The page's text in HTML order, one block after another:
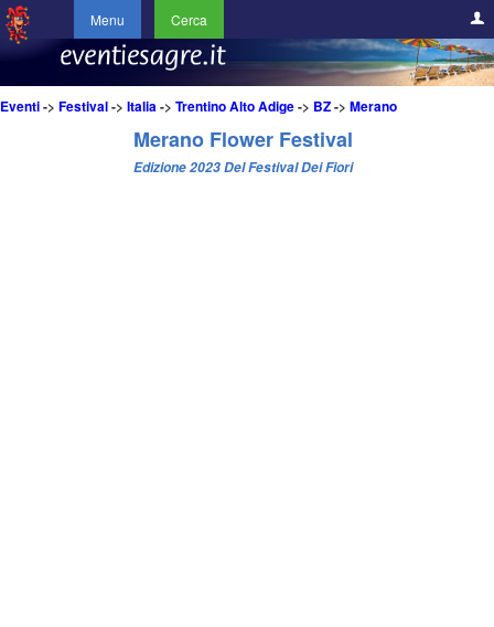
Menu Cerca
Eventi-> Festival-> Italia-> Trentino Alto Adige-> BZ-> Merano
Merano Flower Festival
Edizione 2023 Del Festival Dei Fiori